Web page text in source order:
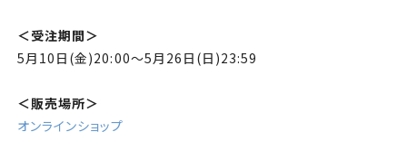
＜受注期間＞
5月10 日 (金)20:00～5月26 日 (日 )23:59
＜販売場所＞
オンラインショップ